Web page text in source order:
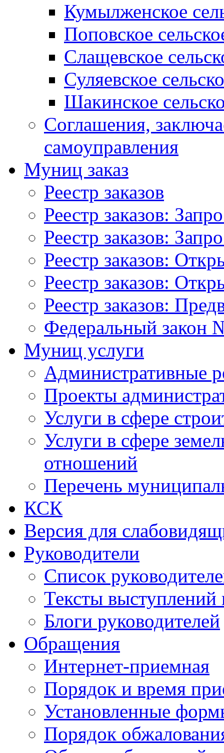
Кумылженское
Поповское
Слащевское
Суляевское
Шакинское
Соглашения,
самоуправления
Муниц заказ
Реестр заказов
Реестр заказов:
Реестр заказов:
Реестр заказов:
Реестр заказов:
Реестр заказов:
Федеральный закон
Муниц услуги
Административные
Проекты
Услуги в сфере
Услуги в сфере
отношений
Перечень
КСК
Версия для
Руководители
Список
Тексты выступлений
Блоги руководителей
Обращения
Интернет-приемная
Порядок и время
Установленные
Порядок